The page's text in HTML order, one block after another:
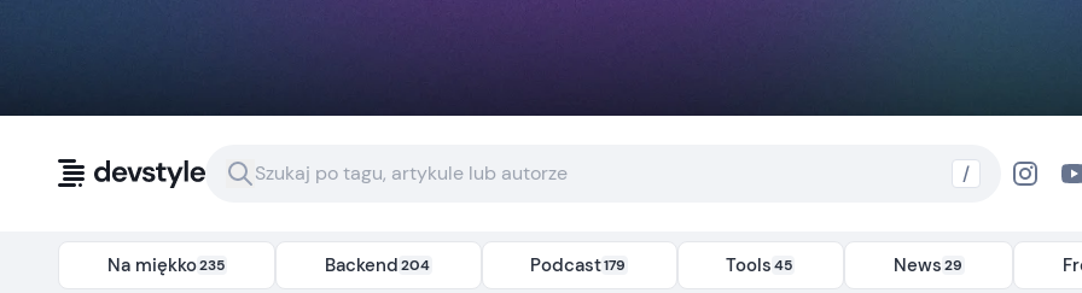
/
Na miękko235 Backend204 Podcast179 Tools 45 News29